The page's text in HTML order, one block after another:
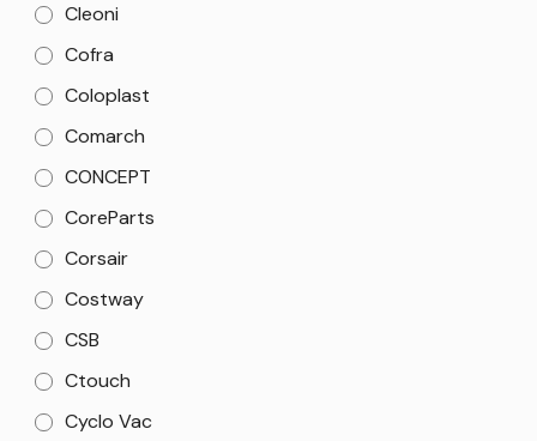
Cleoni
Cofra
Coloplast
Comarch
CONCEPT
CoreParts
Corsair
Costway
CSB
Ctouch
Cyclo Vac